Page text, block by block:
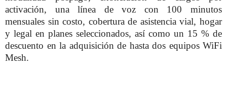
activación, una línea de voz con 100 minutos
mensuales sin costo, cobertura de asistencia vial, hogar
y legal en planes seleccionados, así como un 15 % de
descuento en la adquisición de hasta dos equipos WiFi
Mesh.